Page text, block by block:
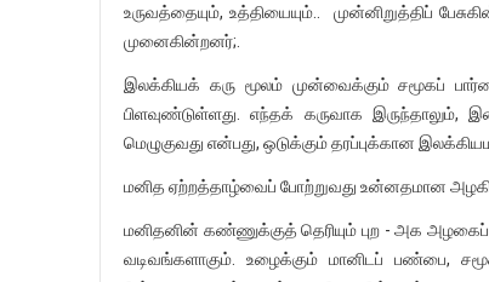
உருவத்தையும், உத்தியையும்.. முன்னிறுத்திப்
முனைகின்றனர்;.
இலக்கியக் கரு மூலம் முன்வைக்கும் சமூகப்
பிளவுண்டுள்ளது. எந்தக் கருவாக இருந்தாலும்,
மெழுகுவது என்பது, ஒடுக்கும் தரப்புக்கான
மனித ஏற்றத்தாழ்வைப் போற்றுவது உன்னதமான
மனிதனின் கண்ணுக்குத் தெரியும் புற - அக
வடிவங்களாகும். உழைக்கும் மானிடப் பண்பை,